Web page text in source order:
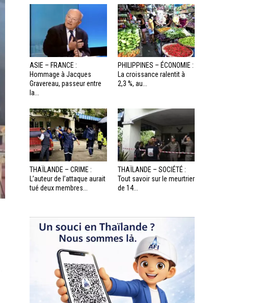
ASIE – FRANCE :
Hommage à Jacques
Gravereau, passeur entre
la...
PHILIPPINES – ÉCONOMIE :
La croissance ralentit à
2,3 %, au...
THAÏLANDE – CRIME :
L’auteur de l’attaque aurait
tué deux membres...
THAÏLANDE – SOCIÉTÉ :
Tout savoir sur le meurtrier
de 14...